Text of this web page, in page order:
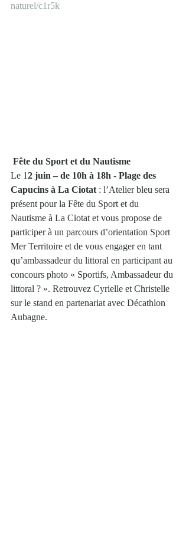
naturel/c1r5k​
Fête du Sport et du Nautisme
Le 12 juin – de 10h à 18h - Plage des
Capucins à La Ciotat : l’Atelier bleu sera
présent pour la Fête du Sport et du
Nautisme à La Ciotat et vous propose de
participer à un parcours d’orientation Sport
Mer Territoire et de vous engager en tant
qu’ambassadeur du littoral en participant au
concours photo « Sportifs, Ambassadeur du
littoral ? ». Retrouvez Cyrielle et Christelle
sur le stand en partenariat avec Décathlon
Aubagne.